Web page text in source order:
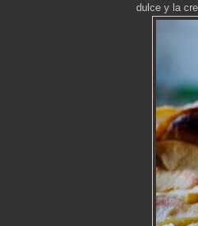
dulce y la